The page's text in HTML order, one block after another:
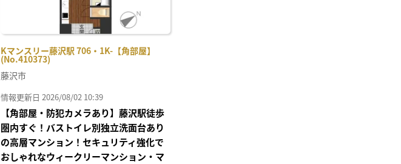
Kマンスリー藤沢駅 706・1K-【角部屋】
(No.410373)
藤沢市
情報更新日 2026/08/02 10:39
【角部屋・防犯カメラあり】藤沢駅徒歩
圏内すぐ！バストイレ別独立洗面台あり
の高層マンション！セキュリティ強化で
おしゃれなウィークリーマンション・マ